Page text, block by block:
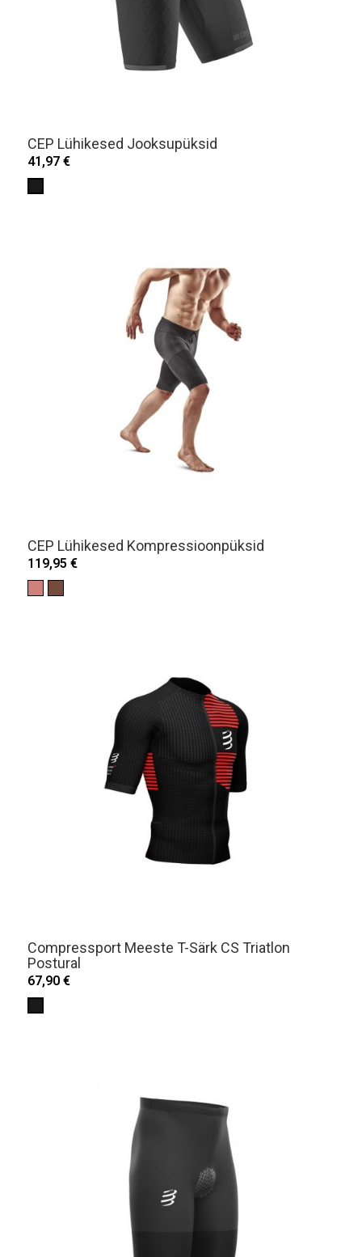
CEP Lühikesed Jooksupüksid
41,97 €
CEP Lühikesed Kompressioonpüksid
119,95 €
Compressport Meeste T-Särk CS Triatlon
Postural
67,90 €